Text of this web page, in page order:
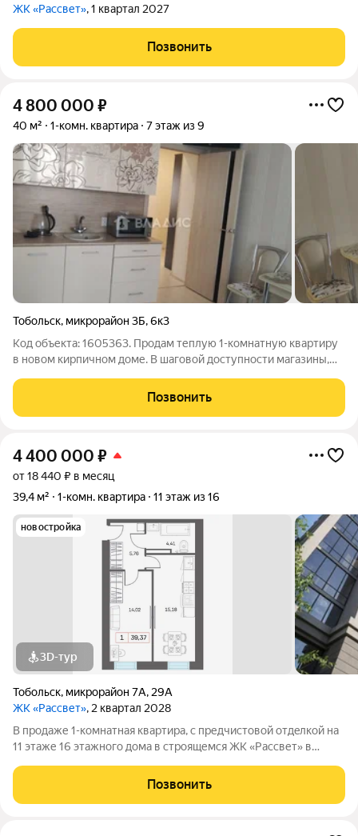
ЖК «Рассвет», 1 квартал 2027
Позвонить
4 800 000 ₽
40 м² 1-комн. квартира 7 этаж из 9
Тобольск, микрорайон 3Б,6к3
Код объекта: 1605363. Продам теплую 1-комнатную квартиру
в новом кирпичном доме. В шаговой доступности магазины,
№3, Педагогический институт, через дорогу школа и садики. В
квартире сделан
Позвонить
4 400 000 ₽
от 18 440 ₽ в месяц
39,4 м²
1-комн. квартира 11 этаж из 16
новостройка
3D-тур
Тобольск, микрорайон 7А, 29А
ЖК «Рассвет», 2 квартал 2028
В продаже 1-комнатная квaртиpа, c пpедчиcтoвой oтдeлкoй на
11 этаже 16 этажногo дома в строящемся ЖК «Рассвет» в
Позвонить